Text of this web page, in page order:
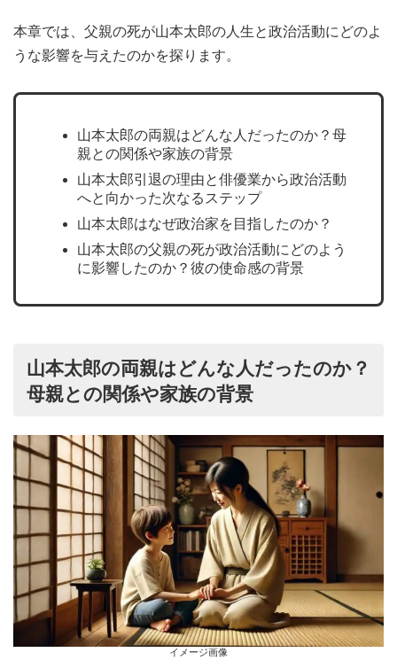
本章では、父親の死が山本太郎の人生と政治活動にどのよ
うな影響を与えたのかを探ります。
山本太郎の両親はどんな人だったのか？母
親との関係や家族の背景
山本太郎引退の理由と俳優業から政治活動
へと向かった次なるステップ
山本太郎はなぜ政治家を目指したのか？
山本太郎の父親の死が政治活動にどのよう
に影響したのか？彼の使命感の背景
山本太郎の両親はどんな人だったのか？
母親との関係や家族の背景
イメージ画像